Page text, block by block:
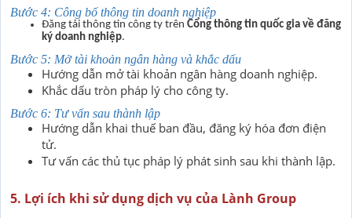
Bước 4: Công bố thông tin doanh nghiệp
Đăng tải thông tin công ty trên Cổng thông tin quốc gia về đăng
ký doanh nghiệp.
Bước 5: Mở tài khoản ngân hàng và khắc dấu
Hướng dẫn mở tài khoản ngân hàng doanh nghiệp.
Khắc dấu tròn pháp lý cho công ty.
Bước 6: Tư vấn sau thành lập
Hướng dẫn khai thuế ban đầu, đăng ký hóa đơn điện
tử.
Tư vấn các thủ tục pháp lý phát sinh sau khi thành lập.
5. Lợi ích khi sử dụng dịch vụ của Lành Group